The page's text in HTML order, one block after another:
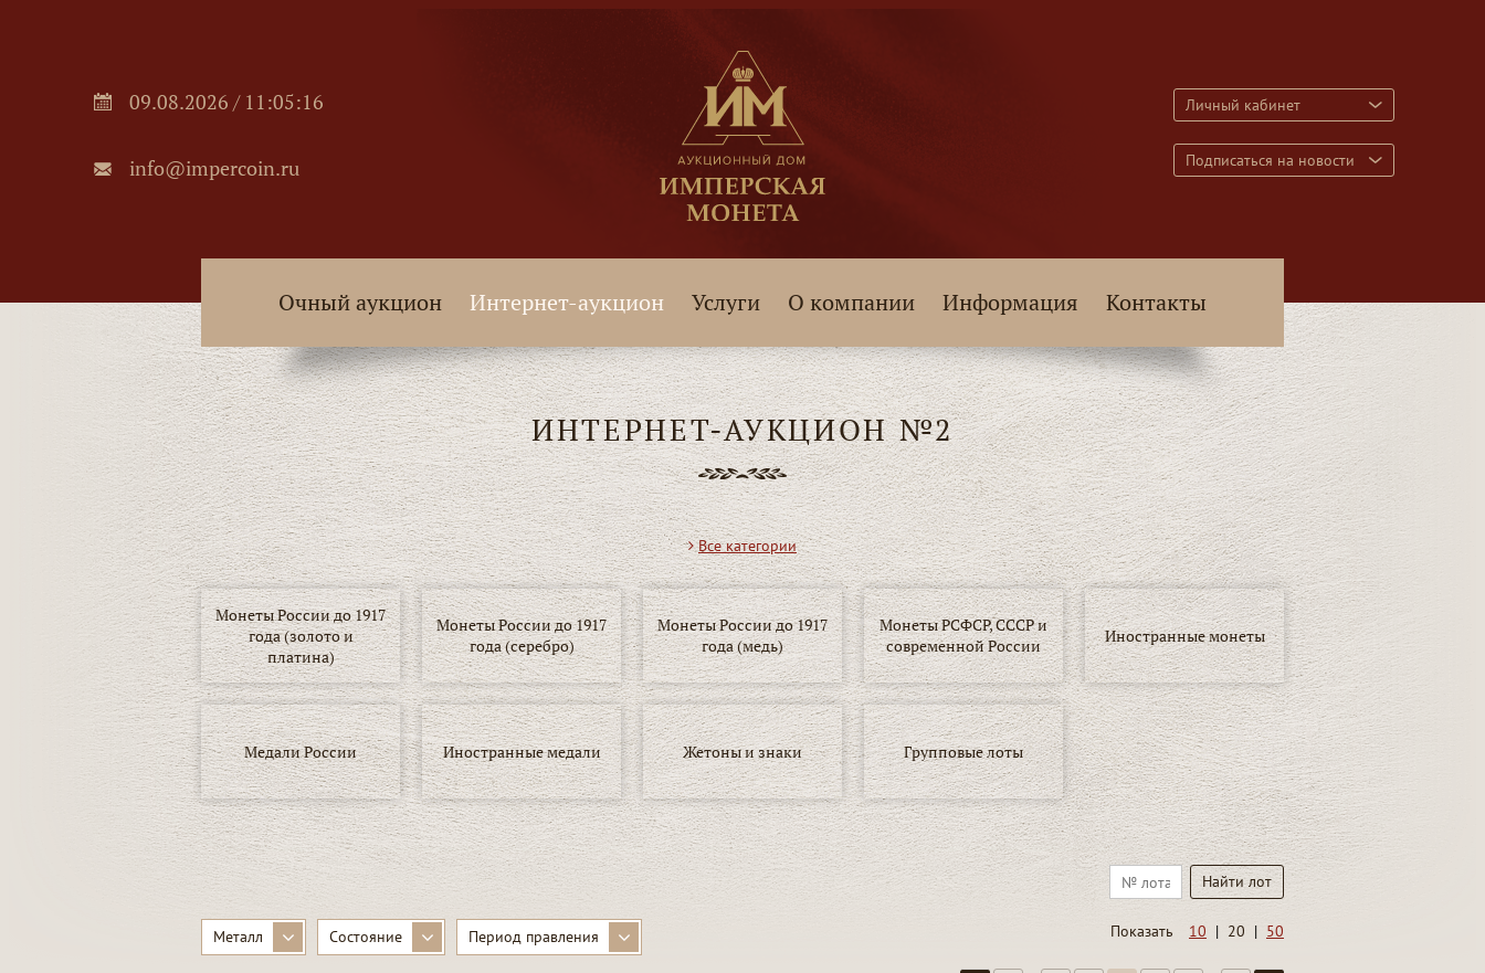
09.08.2026 / 11:05:18
info@impercoin.ru
Личный кабинет
Подписаться на новости
Очный аукцион Интернет-аукцион Услуги О компании Информация Контакты
ИНТЕРНЕТ-АУКЦИОН №2
Все категории
Монеты России до 1917
года (золото и
платина)
Монеты России до 1917
года (серебро)
Монеты России до 1917
года (медь)
Монеты РСФСР, СССР и
современной России
Иностранные монеты
Медали России Иностранные медали Жетоны и знаки Групповые лоты
Металл Состояние Период правления Показать 10 | 20 | 50